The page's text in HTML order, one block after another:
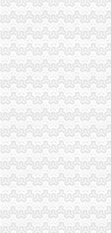
提供宁波无纸化报关
无纸化报关,买单报
无纸化报关怎么样签
无纸化报关委托操作
南沙为什么要无纸化
无纸化报关排长龙
无纸化报关操作流
无纸化报关申请流
无纸化报关大家都
无纸化报关_阿里问到
无纸化报关委托操
无纸化报关需要哪
西自区进入“无纸化
无纸化报关的挑战的